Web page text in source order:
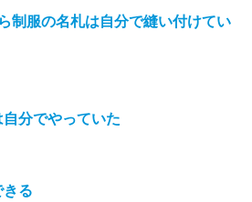
制服の名札は自分で縫い付けてい
自分でやっていた
きる